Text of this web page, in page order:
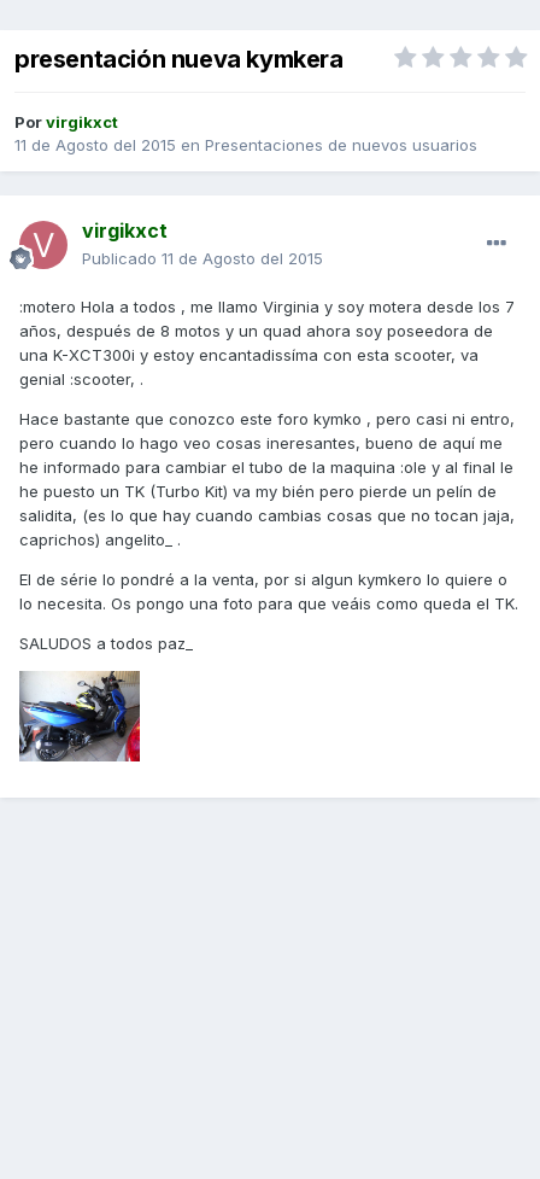
presentación nueva kymkera
Porvirgikxct
11 de Agosto del 2015 en Presentaciones de nuevos usuarios
virgikxct
Publicado 11 de Agosto del 2015
:motero Hola a todos , me llamo Virginia y soy motera desde los 7
años, después de 8 motos y un quad ahora soy poseedora de
una K-XCT300i y estoy encantadissíma con esta scooter, va
genial :scooter, .
Hace bastante que conozco este foro kymko , pero casi ni entro,
pero cuando lo hago veo cosas ineresantes, bueno de aquí me
he informado para cambiar el tubo de la maquina :ole y al final le
he puesto un TK (Turbo Kit) va my bién pero pierde un pelín de
salidita, (es lo que hay cuando cambias cosas que no tocan jaja,
caprichos) angelito_ .
El de série lo pondré a la venta, por si algun kymkero lo quiere o
lo necesita. Os pongo una foto para que veáis como queda el TK.
SALUDOS a todos paz_